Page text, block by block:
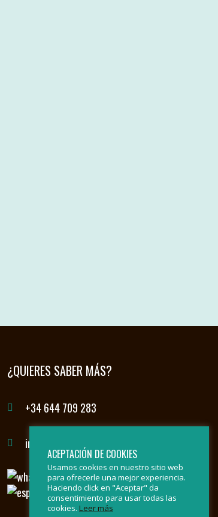
¿QUIERES SABER MÁS?
+34 644 709 283
info@sierradelasnievesbybike.com
ACEPTACIÓN DE COOKIES
Usamos cookies en nuestro sitio web
para ofrecerle una mejor experiencia.
Haciendo click en "Aceptar" da
consentimiento para usar todas las
cookies. Leer más